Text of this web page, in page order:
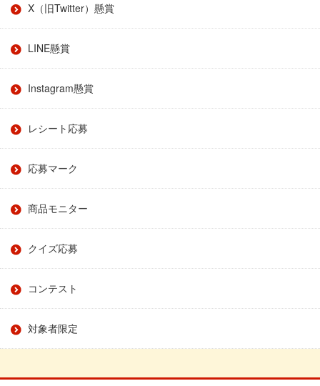
X（旧Twitter）懸賞
LINE懸賞
Instagram懸賞
レシート応募
応募マーク
商品モニター
クイズ応募
コンテスト
対象者限定